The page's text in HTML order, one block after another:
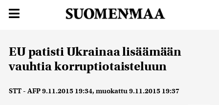
EU patisti Ukrainaa lisäämään
vauhtia korruptiotaisteluun
STT - AFP9.11.2015 19:34, muokattu9.11.2015 19:37